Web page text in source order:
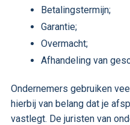
Betalingstermijn;
Garantie;
Overmacht;
Afhandeling van
Ondernemers gebruiken
hierbij van belang dat je
vastlegt. De juristen van